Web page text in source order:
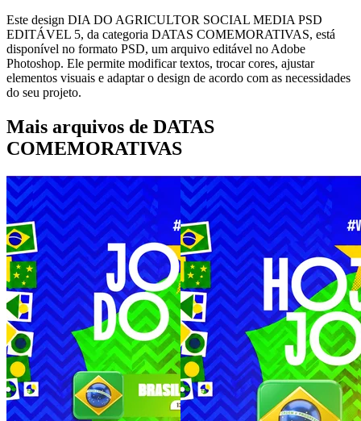
Este design DIA DO AGRICULTOR SOCIAL MEDIA PSD
EDITÁVEL 5, da categoria DATAS COMEMORATIVAS, está
disponível no formato PSD, um arquivo editável no Adobe
Photoshop. Ele permite modificar textos, trocar cores, ajustar
elementos visuais e adaptar o design de acordo com as necessidades
do seu projeto.
Mais arquivos de DATAS
COMEMORATIVAS